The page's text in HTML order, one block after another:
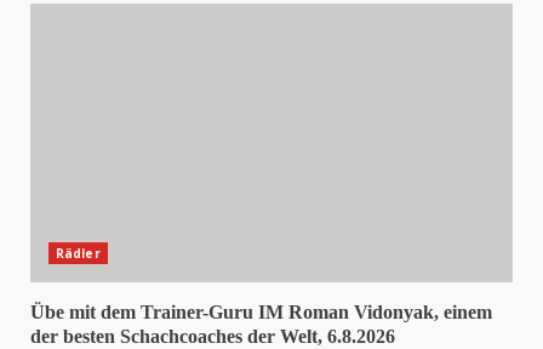
Rädler
Übe mit dem Trainer-Guru IM Roman Vidonyak, einem
der besten Schachcoaches der Welt, 6.8.2026